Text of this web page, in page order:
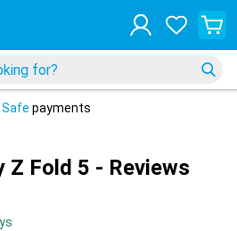
Safe payments
Z Fold 5 - Reviews